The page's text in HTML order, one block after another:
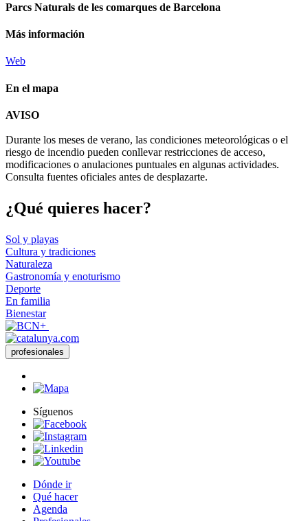
Parcs Naturals de les comarques de Barcelona
Más información
Web
En el mapa
−
AVISO
Durante los meses de verano, las condiciones meteorológicas o el
riesgo de incendio pueden conllevar restricciones de acceso,
modificaciones o anulaciones puntuales en algunas actividades.
Consulta fuentes oficiales antes de desplazarte.
¿Qué quieres hacer?
Sol y playas
Cultura y tradiciones
Naturaleza
Gastronomía y enoturismo
Deporte
En familia
Bienestar
profesionales
Síguenos
Dónde ir
Qué hacer
Agenda